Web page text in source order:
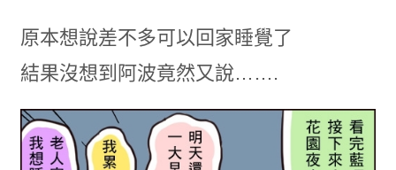
原本想說差不多可以回家睡覺了
結果沒想到阿波竟然又說…….